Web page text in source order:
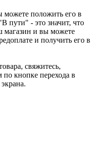
можете положить его в
пути" - это значит, что
магазин и вы можете
и получить его в
свяжитесь,
кнопке перехода в